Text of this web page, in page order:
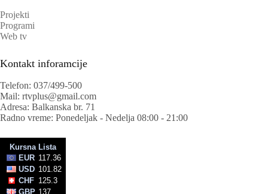
Projekti
Programi
Web tv
Kontakt inforamcije
Telefon: 037/499-500
Mail: rtvplus@gmail.com
Adresa: Balkanska br. 71
Radno vreme: Ponedeljak - Nedelja 08:00 - 21:00